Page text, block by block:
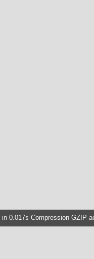
in 0.017s Compression GZIP